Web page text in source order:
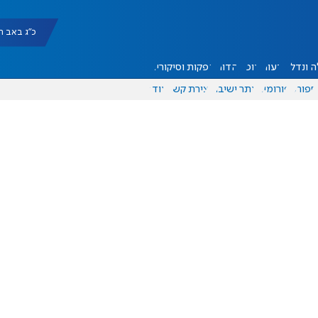
כ"ג באב תשפ"ו
ונדל"ן דעות אוכל יהדות הפקות וסיקורים
ספורט פורומים אתר ישיבה יצירת קשר עוד